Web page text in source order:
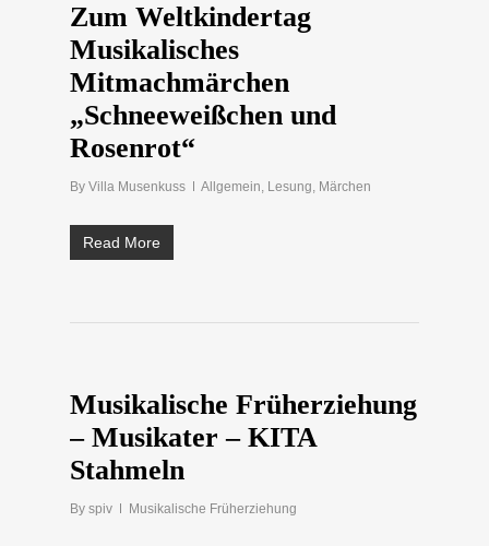
Zum Weltkindertag
Musikalisches
Mitmachmärchen
„Schneeweißchen und
Rosenrot“
By Villa Musenkuss Allgemein, Lesung, Märchen
Read More
Musikalische Früherziehung
– Musikater – KITA
Stahmeln
By spiv Musikalische Früherziehung